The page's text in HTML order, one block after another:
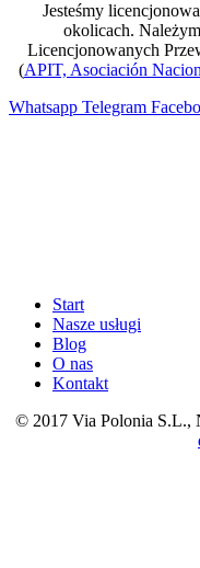
Jesteśmy
okolicach.
Licencjonowanych
(APIT, Asociación
Whatsapp Telegram
Start
Nasze usługi
Blog
O nas
Kontakt
© 2017 Via Polonia S.L.,